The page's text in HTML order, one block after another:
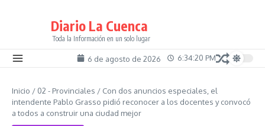
Diario La Cuenca
Toda la Información en un solo lugar
6 de agosto de 2026 6:34:21 PM
Inicio / 02 - Provinciales / Con dos anuncios especiales, el
intendente Pablo Grasso pidió reconocer a los docentes y convocó
a todos a construir una ciudad mejor